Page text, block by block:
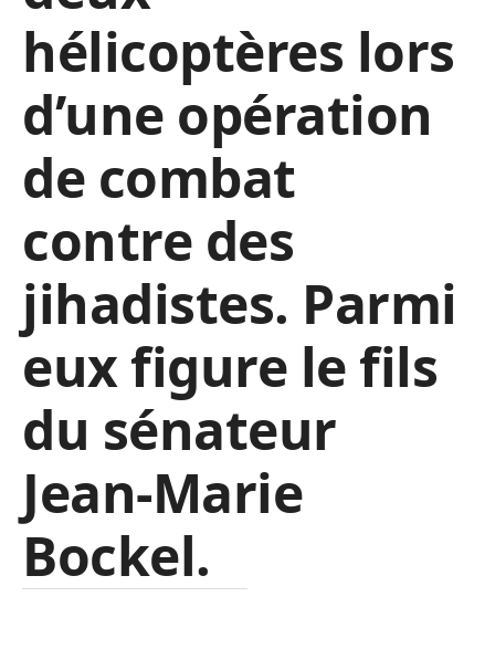
hélicoptères lors
d’une opération
de combat
contre des
jihadistes. Parmi
eux figure le fils
du sénateur
Jean-Marie
Bockel.